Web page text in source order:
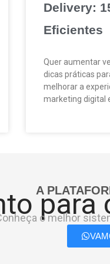
Delivery:
Eficientes
Quer aumentar
dicas práticas
melhorar a
marketing digital
Apara
o melhor